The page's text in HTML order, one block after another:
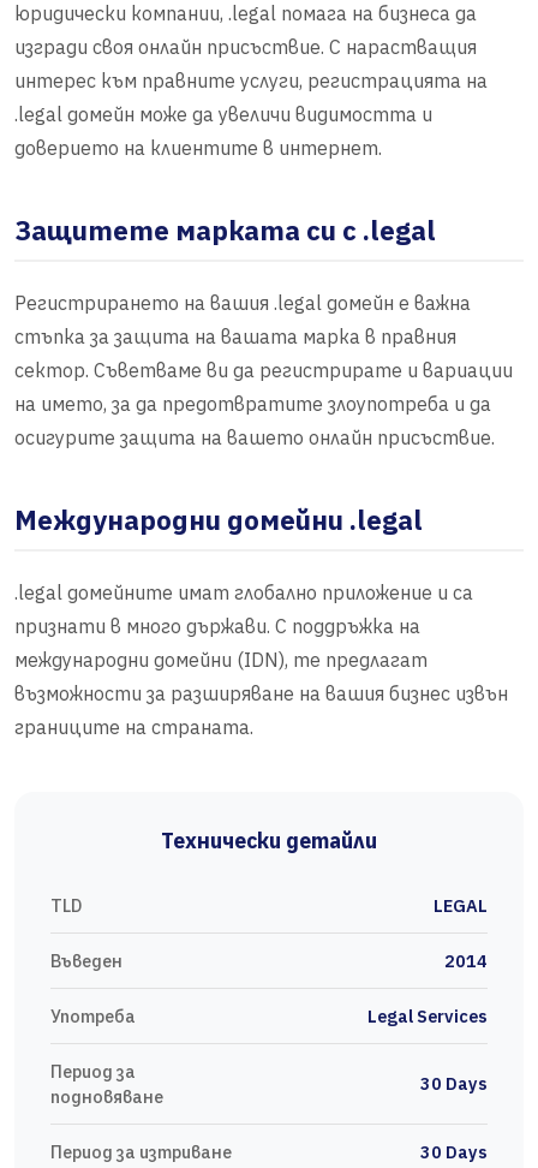
юридически компании, .legal помага на бизнеса да
изгради своя онлайн присъствие. С нарастващия
интерес към правните услуги, регистрацията на
.legal домейн може да увеличи видимостта и
доверието на клиентите в интернет.
Защитете марката си с .legal
Регистрирането на вашия .legal домейн е важна
стъпка за защита на вашата марка в правния
сектор. Съветваме ви да регистрирате и вариации
на името, за да предотвратите злоупотреба и да
осигурите защита на вашето онлайн присъствие.
Международни домейни .legal
.legal домейните имат глобално приложение и са
признати в много държави. С поддръжка на
международни домейни (IDN), те предлагат
възможности за разширяване на вашия бизнес извън
границите на страната.
Технически детайли
TLD LEGAL
Въведен 2014
Употреба Legal Services
Период за
подновяване
30 Days
Период за изтриване 30 Days